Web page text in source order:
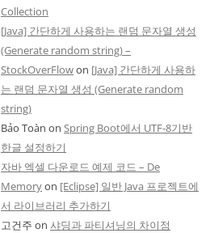
Collection
[Java] 간단하게 사용하는 랜덤 문자열 생성
(Generate random string) –
StockOverFlowon [Java] 간단하게 사용하
는 랜덤 문자열 생성 (Generate random
string)
Bảo Toàn on Spring Boot에서 UTF-8기반
한글 설정하기
자바 엑셀 다운로드 예제 코드 – De
Memoryon [Eclipse] 일반 Java 프로젝트에
서 라이브러리 추가하기
고건주 on 샤딩과 파티셔닝의 차이점